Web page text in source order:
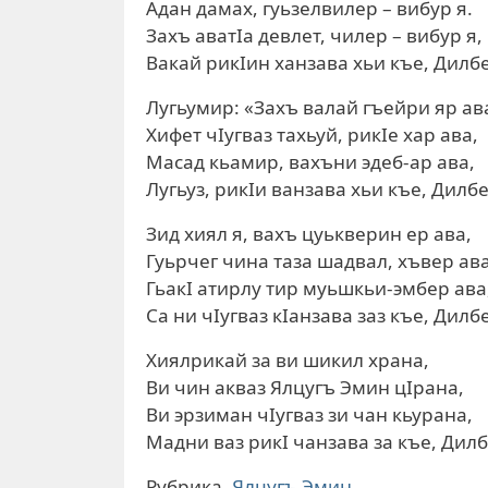
Адан дамах, гуьзелвилер – вибур я.
Захъ аватIа девлет, чилер – вибур я,
Вакай рикIин ханзава хьи къе,
Лугьумир: «Захъ валай гъейри яр
Хифет чIугваз тахьуй, рикIе хар ава,
Масад кьамир, вахъни эдеб-ар ава,
Лугьуз, рикIи ванзава хьи къе,
Зид хиял я, вахъ цуькверин ер ава,
Гуьрчег чина таза шадвал, хъвер
ГьакI атирлу тир муьшкьи-эмбер
Са ни чIугваз кIанзава заз къе,
Хиялрикай за ви шикил храна,
Ви чин акваз Ялцугъ Эмин цIрана,
Ви эрзиман чIугваз зи чан кьурана,
Мадни ваз рикI чанзава за къе,